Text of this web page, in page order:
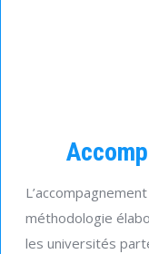
méthodologie
les universités